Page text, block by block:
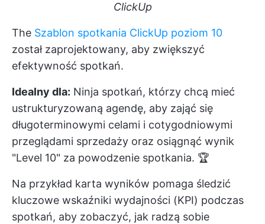
ClickUp
The Szablon spotkania ClickUp poziom 10
został zaprojektowany, aby zwiększyć
efektywność spotkań.
Idealny dla: Ninja spotkań, którzy chcą mieć
ustrukturyzowaną agendę, aby zająć się
długoterminowymi celami i cotygodniowymi
przeglądami sprzedaży oraz osiągnąć wynik
"Level 10" za powodzenie spotkania. 🏆
Na przykład karta wyników pomaga śledzić
kluczowe wskaźniki wydajności (KPI) podczas
spotkań, aby zobaczyć, jak radzą sobie